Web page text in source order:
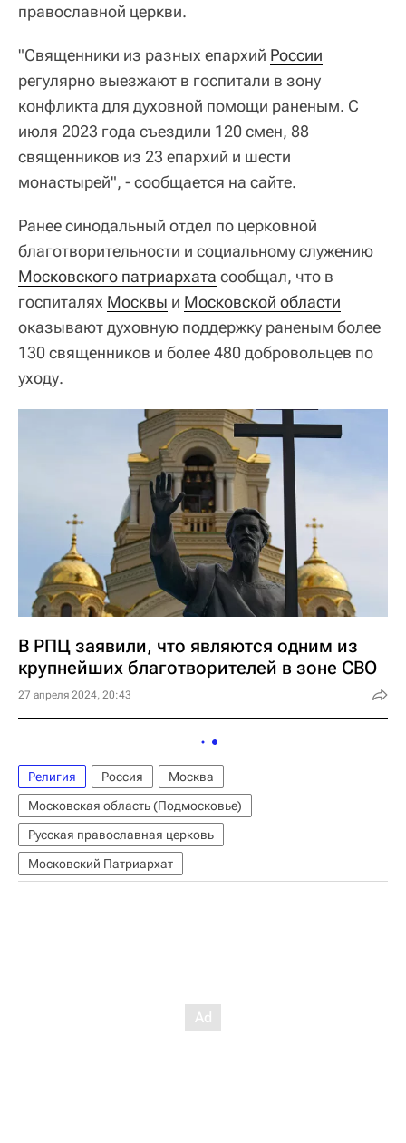
православной церкви.
"Священники из разных епархий России
регулярно выезжают в госпитали в зону
конфликта для духовной помощи раненым. С
июля 2023 года съездили 120 смен, 88
священников из 23 епархий и шести
монастырей", - сообщается на сайте.
Ранее синодальный отдел по церковной
благотворительности и социальному служению
Московского патриархата сообщал, что в
госпиталях Москвы и Московской области
оказывают духовную поддержку раненым более
130 священников и более 480 добровольцев по
уходу.
В РПЦ заявили, что являются одним из
крупнейших благотворителей в зоне СВО
27 апреля 2024, 20:43
Религия Россия
Москва
Московская область (Подмосковье)
Русская православная церковь
Московский Патриархат